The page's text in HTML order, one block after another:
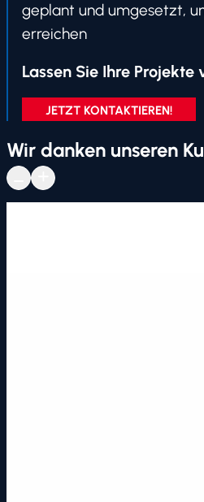
geplant und umgesetzt,
erreichen
Lassen Sie Ihre
JETZT KONTAKTIEREN!
Wir danken unseren